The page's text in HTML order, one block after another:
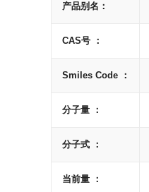
产品别名：
CAS号 ：
Smiles Code ：
分子量 ：
分子式 ：
当前量 ：